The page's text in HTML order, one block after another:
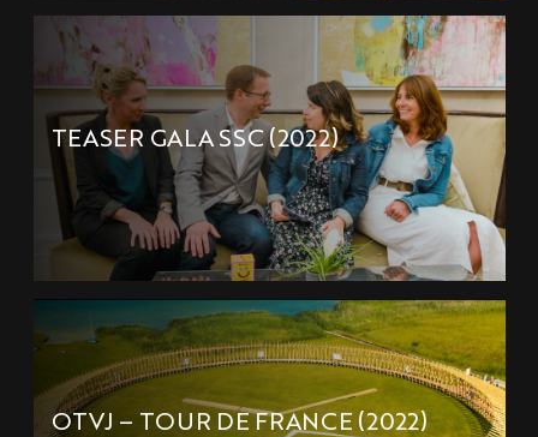
TEASER GALA SSC (2022)
OTVJ – TOUR DE FRANCE (2022)